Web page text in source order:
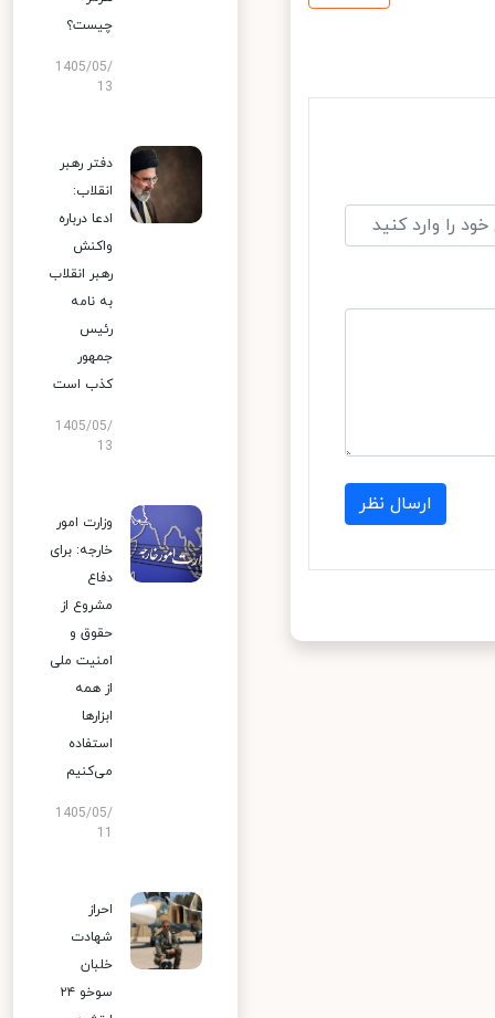
ارسال نظر
چیست؟
1405/05/
13
دفتر رهبر
انقلاب:
ادعا درباره
واکنش
رهبر انقلاب
به نامه
رئیس
جمهور
کذب است
1405/05/
13
وزارت امور
خارجه: برای
دفاع
مشروع از
حقوق و
امنیت ملی
از همه
ابزارها
استفاده
می‌کنیم
1405/05/
احراز
شهادت
خلبان
سوخو ۲۴